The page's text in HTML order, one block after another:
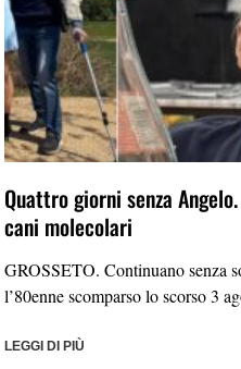
Quattro giorni senza
cani molecolari
GROSSETO. Continuano senza
l’80enne scomparso lo scorso 3
LEGGI DI PIÙ